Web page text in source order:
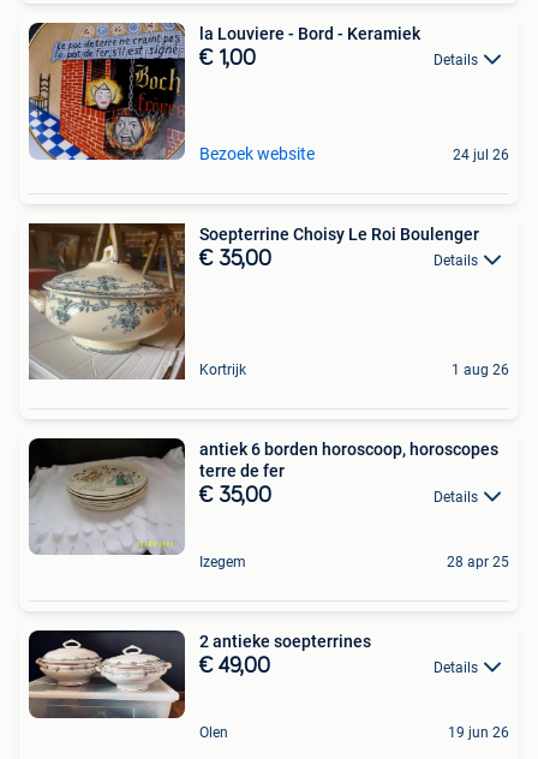
la Louviere - Bord - Keramiek
€ 1,00 Details
Bezoek website 24 jul 26
Soepterrine Choisy Le Roi Boulenger
€ 35,00 Details
Kortrijk 1 aug 26
antiek 6 borden horoscoop, horoscopes
terre de fer
€ 35,00 Details
Izegem 28 apr 25
2 antieke soepterrines
€ 49,00 Details
Olen 19 jun 26